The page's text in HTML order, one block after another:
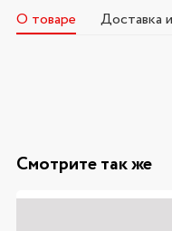
О товаре Доставка
Смотрите так же